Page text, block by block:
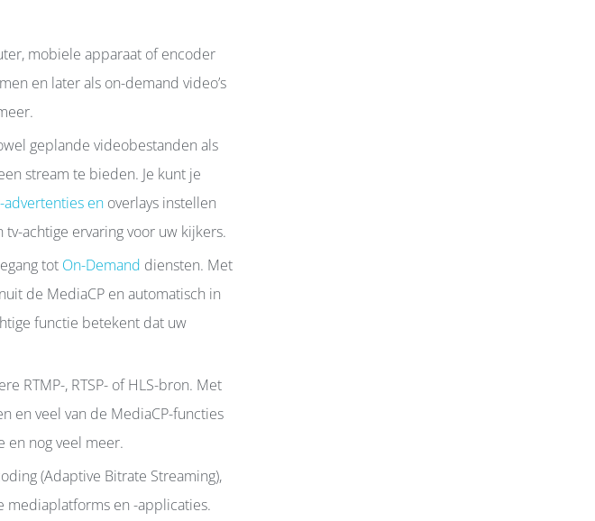
mobiele apparaat of encoder
en later als on-demand video’s
geplande videobestanden als
stream te bieden. Je kunt je
advertenties en overlays instellen
achtige ervaring voor uw kijkers.
tot On-Demand diensten. Met
de MediaCP en automatisch in
functie betekent dat uw
RTMP-, RTSP- of HLS-bron. Met
en veel van de MediaCP-functies
en nog veel meer.
(Adaptive Bitrate Streaming),
mediaplatforms en -applicaties.